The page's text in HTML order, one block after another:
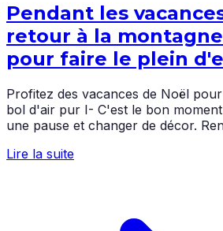
Pendant les
retour à la
pour faire le plein
Profitez des vacances de Noël
bol d'air pur I- C'est le bon
une pause et changer de décor.
Lire la suite